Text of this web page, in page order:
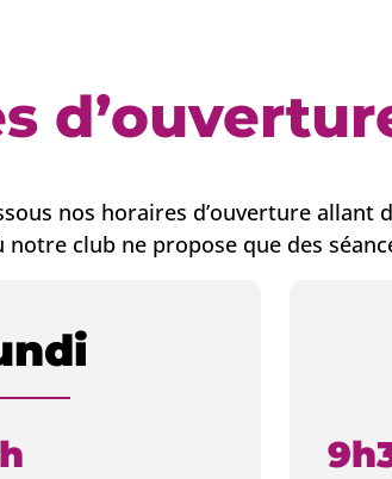
nos horaires d’ouverture allant
notre club ne propose que des